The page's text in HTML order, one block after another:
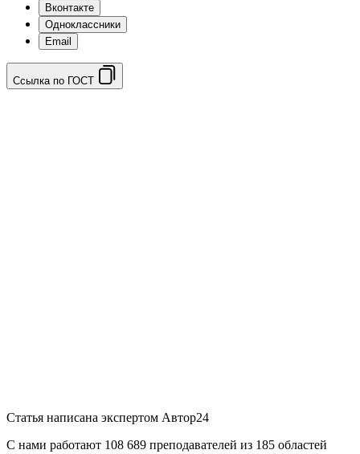
Вконтакте
Одноклассники
Email
Ссылка по ГОСТ
Статья написана экспертом Автор24
С нами работают 108 689 преподавателей из 185 областей